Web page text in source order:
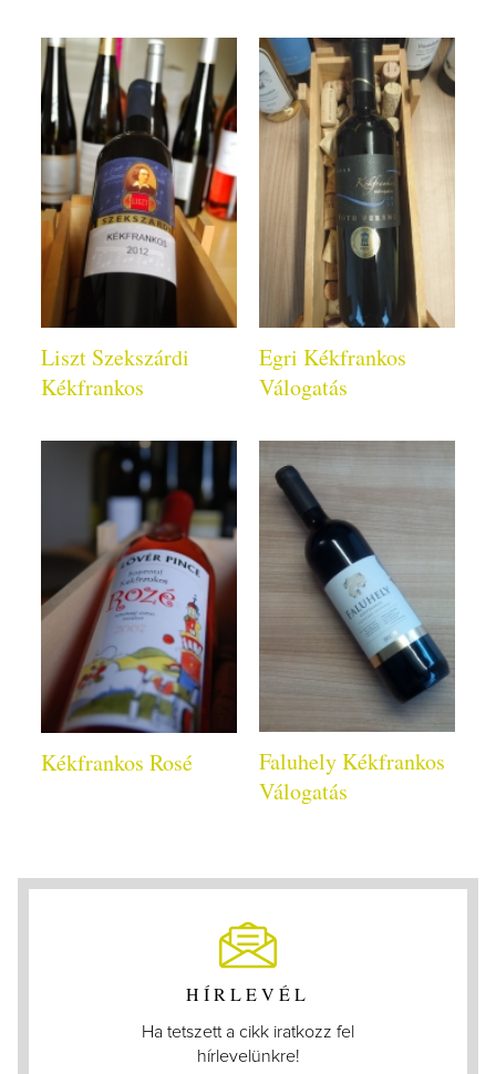
Liszt Szekszárdi
Kékfrankos
Egri Kékfrankos
Válogatás
Kékfrankos Rosé
Faluhely Kékfrankos
Válogatás
HÍRLEVÉL
Ha tetszett a cikk iratkozz fel
hírlevelünkre!